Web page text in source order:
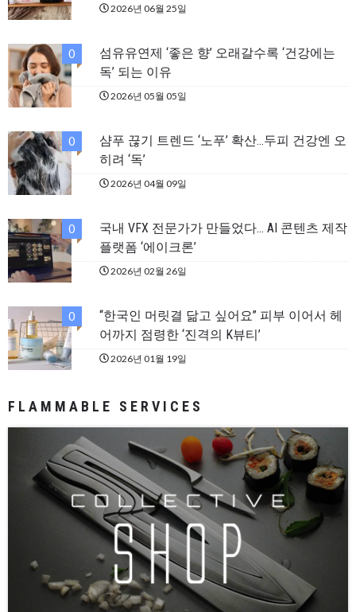
2026년 06월 25일
0
섬유유연제 ‘좋은 향’ 오래갈수록 ‘건강에는
독’ 되는 이유
2026년 05월 05일
0
샴푸 끊기 트렌드 ‘노푸’ 확산…두피 건강엔 오
히려 ‘독’
2026년 04월 09일
0
국내 VFX 전문가가 만들었다… AI 콘텐츠 제작
플랫폼 ‘에이크론’
2026년 02월 26일
0
“한국인 머릿결 닮고 싶어요” 피부 이어서 헤
어까지 점령한 ‘진격의 K뷰티’
2026년 01월 19일
FLAMMABLE SERVICES